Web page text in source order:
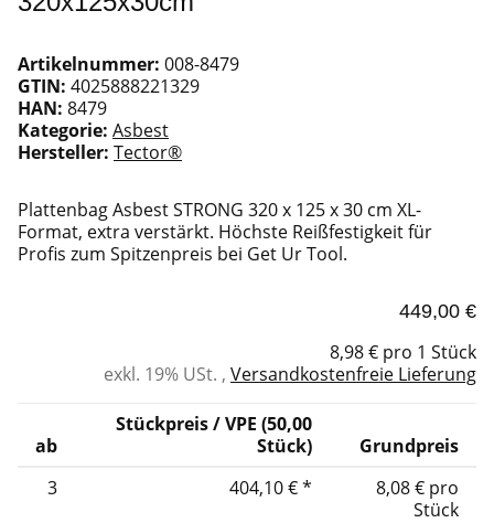
Artikelnummer: 008-8479
GTIN: 4025888221329
HAN: 8479
Kategorie: Asbest
Hersteller: Tector®
Plattenbag Asbest STRONG 320 x 125 x 30 cm XL-
Format, extra verstärkt. Höchste Reißfestigkeit für
Profis zum Spitzenpreis bei Get Ur Tool.
449,00 €
8,98 € pro 1 Stück
exkl. 19% USt. , Versandkostenfreie Lieferung
ab
Stückpreis / VPE (50,00
Stück)
Grundpreis
3
404,10 €*
8,08 € pro
Stück